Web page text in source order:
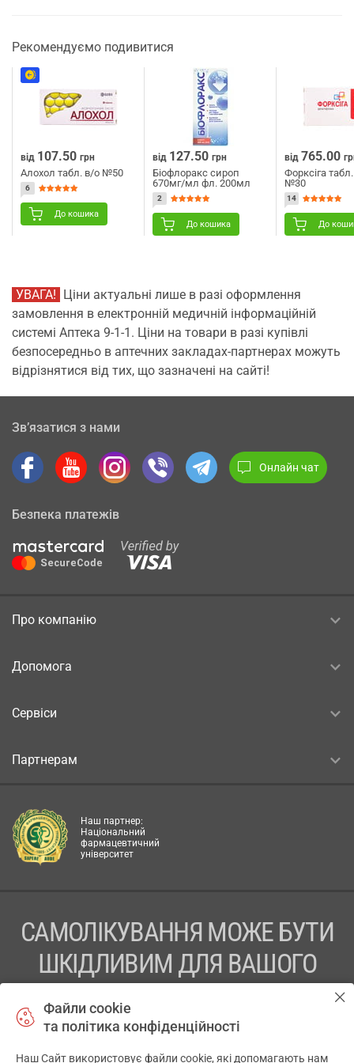
Рекомендуємо подивитися
від 107.50 грн
Алохол табл. в/о №50
6
До кошика
від 127.50 грн
Біофлоракс сироп
670мг/мл фл. 200мл
2
До кошика
від 765.00
Форксіга
№30
14
До
УВАГА!
Ціни актуальні лише в разі оформлення
замовлення в електронній медичній інформаційній
системі Аптека 9-1-1. Ціни на товари в разі купівлі
безпосередньо в аптечних закладах-партнерах можуть
відрізнятися від тих, що зазначені на сайті!
Зв’язатися з нами
Онлайн чат
Безпека платежів
Про компанію
Допомога
Сервіси
Партнерам
Наш партнер:
Національний
фармацевтичний
університет
САМОЛІКУВАННЯ МОЖЕ БУТИ
ШКІДЛИВИМ ДЛЯ ВАШОГО
ПЕРЕД ЗАСТОСУВАННЯМ ПРЕПАРАТУ ПРОКОНСУЛЬТУЙТЕСЬ
Файли cookie
та політика конфіденційності
Наш Сайт використовує файли cookie, які допомагають нам